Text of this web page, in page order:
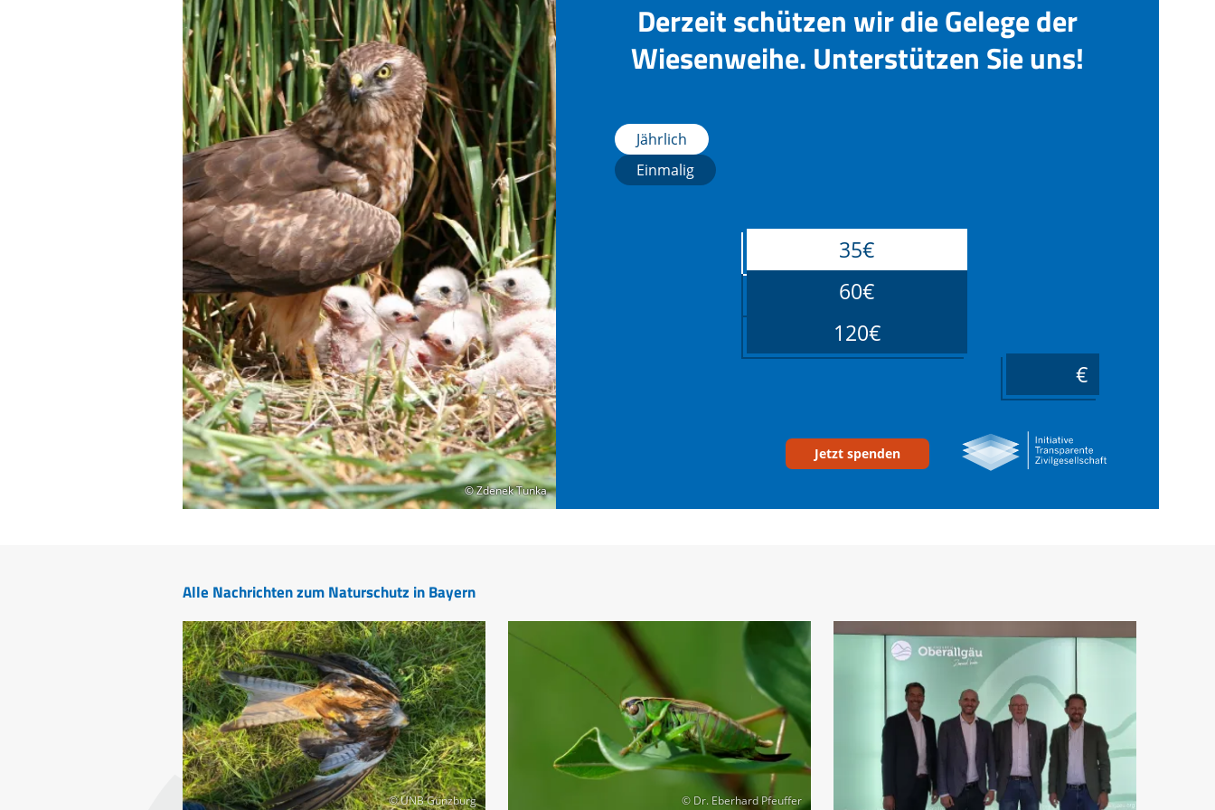
© Zdenek Tunka
© Zdenek Tunka
Derzeit schützen wir die Gelege der
Wiesenweihe. Unterstützen Sie uns!
Jährlich
Einmalig
35€
60€
120€
Jetzt spenden
Alle Nachrichten zum Naturschutz in Bayern
© UNB Günzburg © Dr. Eberhard Pfeuffer